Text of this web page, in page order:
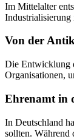
Im Mittelalter
Industrialisierung
Von der
Die Entwicklung
Organisationen,
Ehrenamt in
In Deutschland
sollten. Während